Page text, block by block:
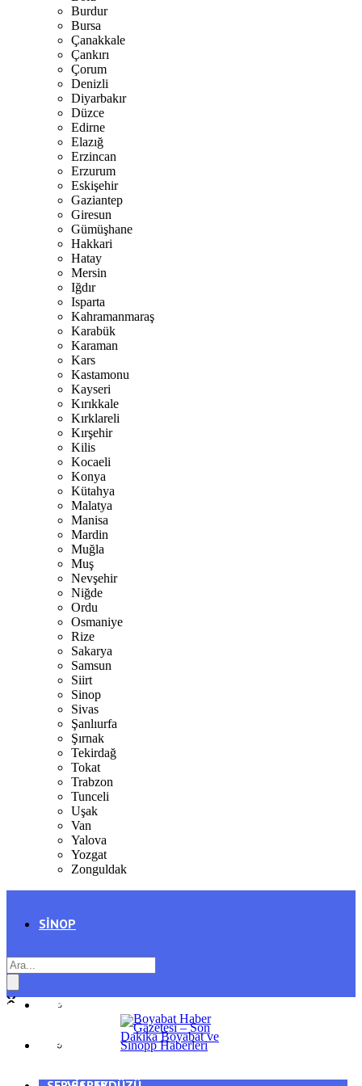
Burdur
Bursa
Çanakkale
Çankırı
Çorum
Denizli
Diyarbakır
Düzce
Edirne
Elazığ
Erzincan
Erzurum
Eskişehir
Gaziantep
Giresun
Gümüşhane
Hakkari
Hatay
Mersin
Iğdır
Isparta
Kahramanmaraş
Karabük
Karaman
Kars
Kastamonu
Kayseri
Kırıkkale
Kırklareli
Kırşehir
Kilis
Kocaeli
Konya
Kütahya
Malatya
Manisa
Mardin
Muğla
Muş
Nevşehir
Niğde
Ordu
Osmaniye
Rize
Sakarya
Samsun
Siirt
Sinop
Sivas
Şanlıurfa
Şırnak
Tekirdağ
Tokat
Trabzon
Tunceli
Uşak
Van
Yalova
Yozgat
Zonguldak
SINOP
AYANCIK
GENEL
SPOR